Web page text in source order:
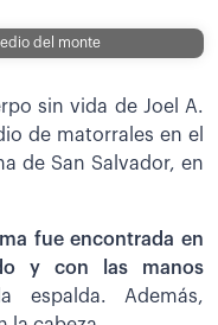
del monte
sin vida de Joel A.
de matorrales en el
de San Salvador, en
fue encontrada en
y con las manos
Además,